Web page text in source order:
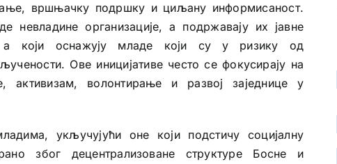
вршњачку подршку и циљану информисаност.
невладине организације, а подржавају их јавне
а који оснажују младе који су у ризику од
Ове иницијативе често се фокусирају на
активизам, волонтирање и развој заједнице у
укључујући оне који подстичу социјалну
због децентрализоване структуре Босне и